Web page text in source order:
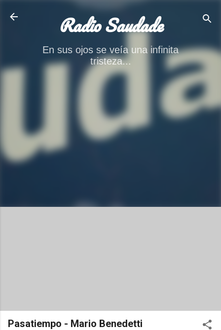
Radio Saudade
En sus ojos se veía una infinita
tristeza...
Pasatiempo - Mario Benedetti